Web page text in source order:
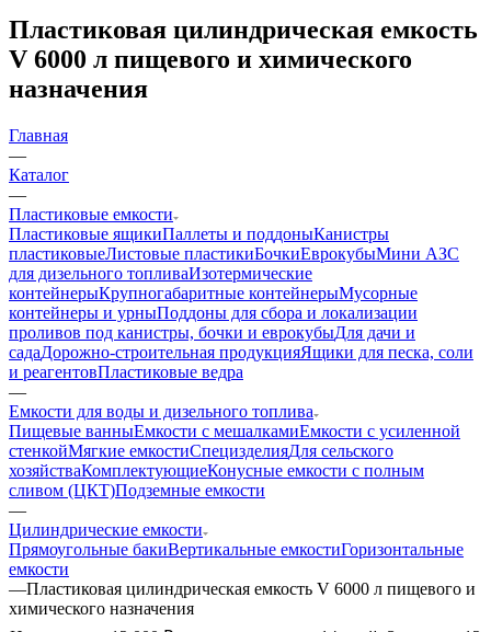
Пластиковая цилиндрическая емкость
V 6000 л пищевого и химического
назначения
Главная
—
Каталог
—
Пластиковые емкости
Пластиковые ящикиПаллеты и поддоныКанистры
пластиковыеЛистовые пластикиБочкиЕврокубыМини АЗС
для дизельного топливаИзотермические
контейнерыКрупногабаритные контейнерыМусорные
контейнеры и урныПоддоны для сбора и локализации
проливов под канистры, бочки и еврокубыДля дачи и
садаДорожно-строительная продукцияЯщики для песка, соли
и реагентовПластиковые ведра
—
Емкости для воды и дизельного топлива
Пищевые ванныЕмкости с мешалкамиЕмкости с усиленной
стенкойМягкие емкостиСпецизделияДля сельского
хозяйстваКомплектующиеКонусные емкости с полным
сливом (ЦКТ)Подземные емкости
—
Цилиндрические емкости
Прямоугольные бакиВертикальные емкостиГоризонтальные
емкости
—Пластиковая цилиндрическая емкость V 6000 л пищевого и
химического назначения